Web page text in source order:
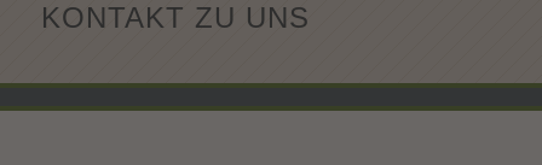
KONTAKT ZU UNS